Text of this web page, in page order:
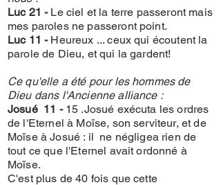
Luc 21 - Le ciel et la terre passeront mais
mes paroles ne passeront point.
Luc 11 - Heureux ... ceux qui écoutent la
parole de Dieu, et qui la gardent!
Ce qu'elle a été pour les hommes de
Dieu dans l'Ancienne alliance :
Josué 11 -15 .Josué exécuta les ordres
de l'Eternel à Moïse, son serviteur, et de
Moïse à Josué : il ne négligea rien de
tout ce que l'Eternel avait ordonné à
Moïse.
C'est plus de 40 fois que cette